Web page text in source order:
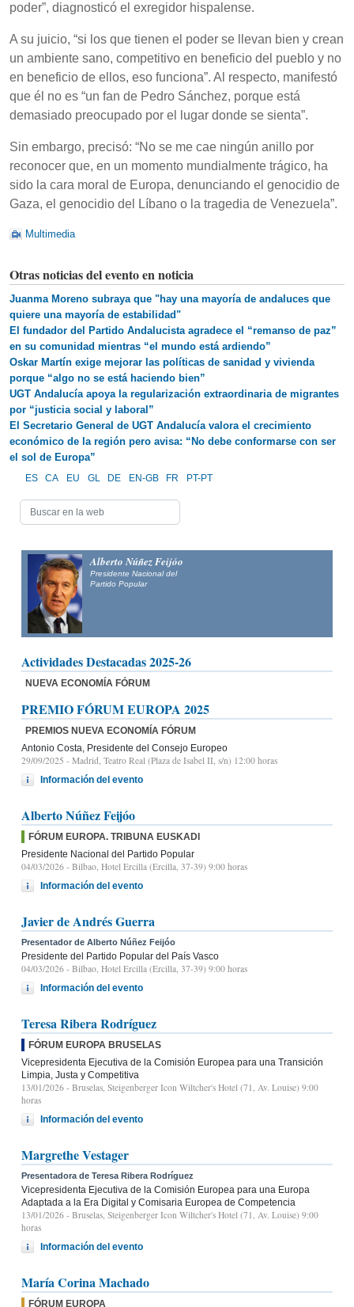
poder”, diagnosticó el exregidor hispalense.
A su juicio, “si los que tienen el poder se llevan bien y crean
un ambiente sano, competitivo en beneficio del pueblo y no
en beneficio de ellos, eso funciona”. Al respecto, manifestó
que él no es “un fan de Pedro Sánchez, porque está
demasiado preocupado por el lugar donde se sienta”.
Sin embargo, precisó: “No se me cae ningún anillo por
reconocer que, en un momento mundialmente trágico, ha
sido la cara moral de Europa, denunciando el genocidio de
Gaza, el genocidio del Líbano o la tragedia de Venezuela”.
Multimedia
Otras noticias del evento en noticia
Juanma Moreno subraya que "hay una mayoría de andaluces que
quiere una mayoría de estabilidad"
El fundador del Partido Andalucista agradece el “remanso de paz”
en su comunidad mientras “el mundo está ardiendo”
Oskar Martín exige mejorar las políticas de sanidad y vivienda
porque “algo no se está haciendo bien”
UGT Andalucía apoya la regularización extraordinaria de migrantes
por “justicia social y laboral”
El Secretario General de UGT Andalucía valora el crecimiento
económico de la región pero avisa: “No debe conformarse con ser
el sol de Europa”
ES CA EU GL DE EN-GB FR PT-PT
Alberto Núñez Feijóo
Presidente Nacional del
Partido Popular
Actividades Destacadas 2025-26
NUEVA ECONOMÍA FÓRUM
PREMIO FÓRUM EUROPA 2025
PREMIOS NUEVA ECONOMÍA FÓRUM
Antonio Costa, Presidente del Consejo Europeo
29/09/2025 - Madrid, Teatro Real (Plaza de Isabel II, s/n) 12:00 horas
Información del evento
Alberto Núñez Feijóo
FÓRUM EUROPA. TRIBUNA EUSKADI
Presidente Nacional del Partido Popular
04/03/2026 - Bilbao, Hotel Ercilla (Ercilla, 37-39) 9:00 horas
Información del evento
Javier de Andrés Guerra
Presentador de Alberto Núñez Feijóo
Presidente del Partido Popular del País Vasco
04/03/2026 - Bilbao, Hotel Ercilla (Ercilla, 37-39) 9:00 horas
Información del evento
Teresa Ribera Rodríguez
FÓRUM EUROPA BRUSELAS
Vicepresidenta Ejecutiva de la Comisión Europea para una Transición
Limpia, Justa y Competitiva
13/01/2026 - Bruselas, Steigenberger Icon Wiltcher's Hotel (71, Av. Louise) 9:00
horas
Información del evento
Margrethe Vestager
Presentadora de Teresa Ribera Rodríguez
Vicepresidenta Ejecutiva de la Comisión Europea para una Europa
Adaptada a la Era Digital y Comisaria Europea de Competencia
13/01/2026 - Bruselas, Steigenberger Icon Wiltcher's Hotel (71, Av. Louise) 9:00
horas
Información del evento
María Corina Machado
FÓRUM EUROPA